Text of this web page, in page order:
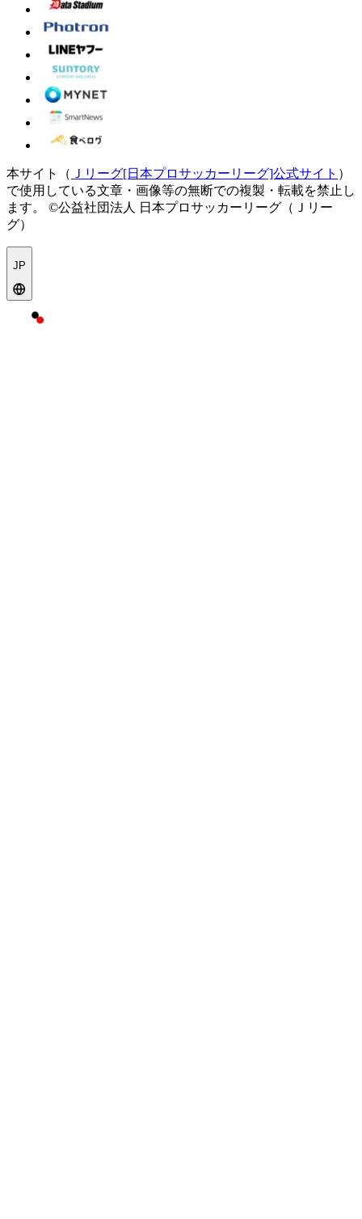
本サイト（ Ｊリーグ[日本プロサッカーリーグ]公式サイト ）
で使用している文章・画像等の無断での複製・転載を禁止し
ます。
©公益社団法人 日本プロサッカーリーグ（Ｊリー
グ）
JP